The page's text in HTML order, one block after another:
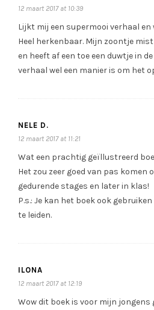
12 maart 2017 at 10:39
Lijkt mij een supermooi verhaal en
Heel herkenbaar. Mijn zoontje
en heeft af een toe een duwtje in
verhaal wel een manier is om het
NELE D.
12 maart 2017 at 11:21
Wat een prachtig geïllustreerd
Het zou zeer goed van pas komen
gedurende stages en later in klas!
P.s.: Je kan het boek ook
te leiden.
ILONA
12 maart 2017 at 12:19
Wow dit boek is voor mijn jongens